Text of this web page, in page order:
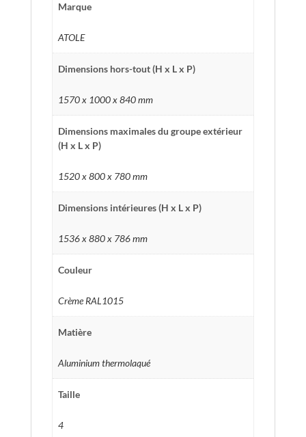
Marque
ATOLE
Dimensions hors-tout (H x L x P)
1570 x 1000 x 840 mm
Dimensions maximales du groupe extérieur
(H x L x P)
1520 x 800 x 780 mm
Dimensions intérieures (H x L x P)
1536 x 880 x 786 mm
Couleur
Crème RAL1015
Matière
Aluminium thermolaqué
Taille
4